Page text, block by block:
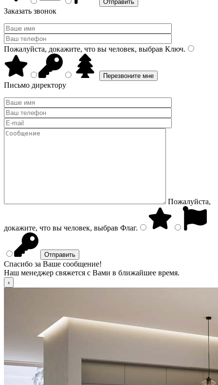
Заказать звонок
Пожалуйста, докажите, что вы человек, выбрав Ключ.
Письмо директору
Пожалуйста,
докажите, что вы человек, выбрав Флаг.
Спасибо за Ваше сообщение!
Наш менеджер свяжется с Вами в ближайшее время.